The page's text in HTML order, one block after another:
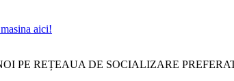
PE REȚEAUA DE SOCIALIZARE